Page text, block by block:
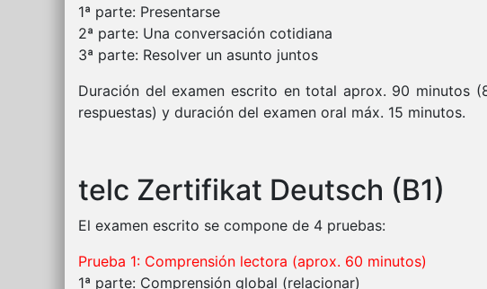
1ª parte: Presentarse
2ª parte: Una conversación cotidiana
3ª parte: Resolver un asunto juntos
Duración del examen escrito en total aprox. 90 minutos
respuestas) y duración del examen oral máx. 15 minutos.
telc Zertifikat Deutsch (B1)
El examen escrito se compone de 4 pruebas:
Prueba 1: Comprensión lectora (aprox. 60 minutos)
1ª parte: Comprensión global (relacionar)